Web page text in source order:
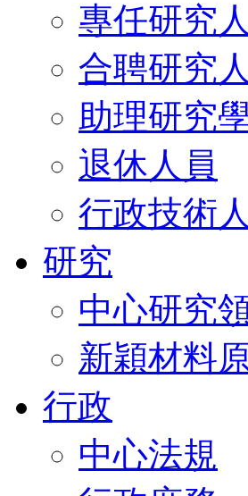
專任研究
合聘研究
助理研究
退休人員
行政技術
研究
中心研究
新穎材料
行政
中心法規